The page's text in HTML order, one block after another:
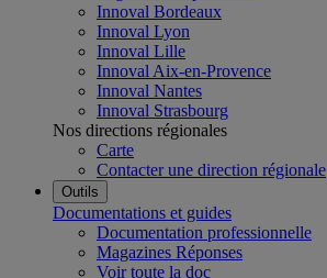
Innoval Bordeaux
Innoval Lyon
Innoval Lille
Innoval Aix-en-Provence
Innoval Nantes
Innoval Strasbourg
Nos directions régionales
Carte
Contacter une direction régionale
Outils
Documentations et guides
Documentation professionnelle
Magazines Réponses
Voir toute la doc